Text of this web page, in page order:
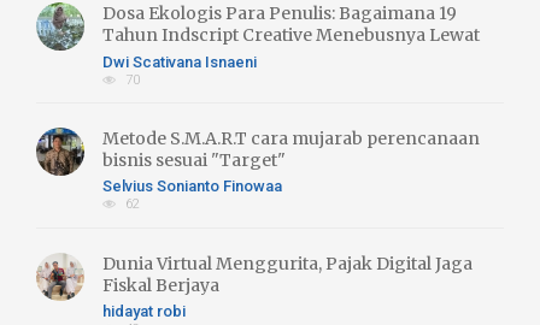
Dosa Ekologis Para Penulis: Bagaimana 19
Tahun Indscript Creative Menebusnya Lewat
Literasi Hijau
Dwi Scativana Isnaeni
70
Metode S.M.A.R.T cara mujarab perencanaan
bisnis sesuai "Target"
Selvius Sonianto Finowaa
62
Dunia Virtual Menggurita, Pajak Digital Jaga
Fiskal Berjaya
hidayat robi